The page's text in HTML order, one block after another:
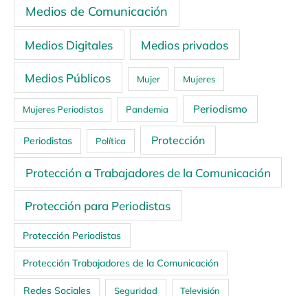
Medios de Comunicación
Medios Digitales Medios privados
Medios Públicos Mujer Mujeres
Mujeres Periodistas Pandemia Periodismo
Periodistas Política Protección
Protección a Trabajadores de la Comunicación
Protección para Periodistas
Protección Periodistas
Protección Trabajadores de la Comunicación
Redes Sociales Seguridad Televisión